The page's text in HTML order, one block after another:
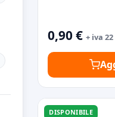
0,90 € + iva 22
DISPONIBILE